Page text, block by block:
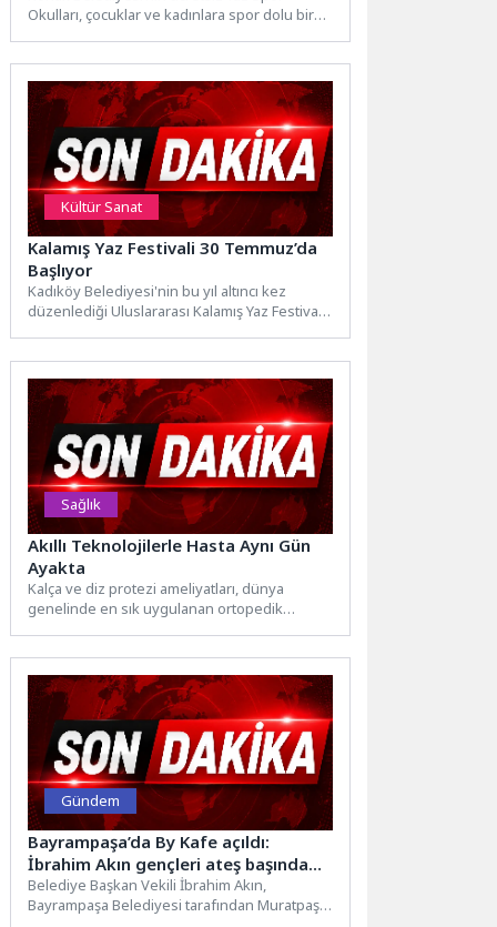
Okulları, çocuklar ve kadınlara spor dolu bir
Kültür Sanat
Kalamış Yaz Festivali 30 Temmuz’da
Başlıyor
Kadıköy Belediyesi'nin bu yıl altıncı kez
düzenlediği Uluslararası Kalamış Yaz Festivali,
Sağlık
Akıllı Teknolojilerle Hasta Aynı Gün
Ayakta
Kalça ve diz protezi ameliyatları, dünya
genelinde en sık uygulanan ortopedik
Gündem
Bayrampaşa’da By Kafe açıldı:
İbrahim Akın gençleri ateş başında
sohbete davet etti
Belediye Başkan Vekili İbrahim Akın,
Bayrampaşa Belediyesi tarafından Muratpaşa